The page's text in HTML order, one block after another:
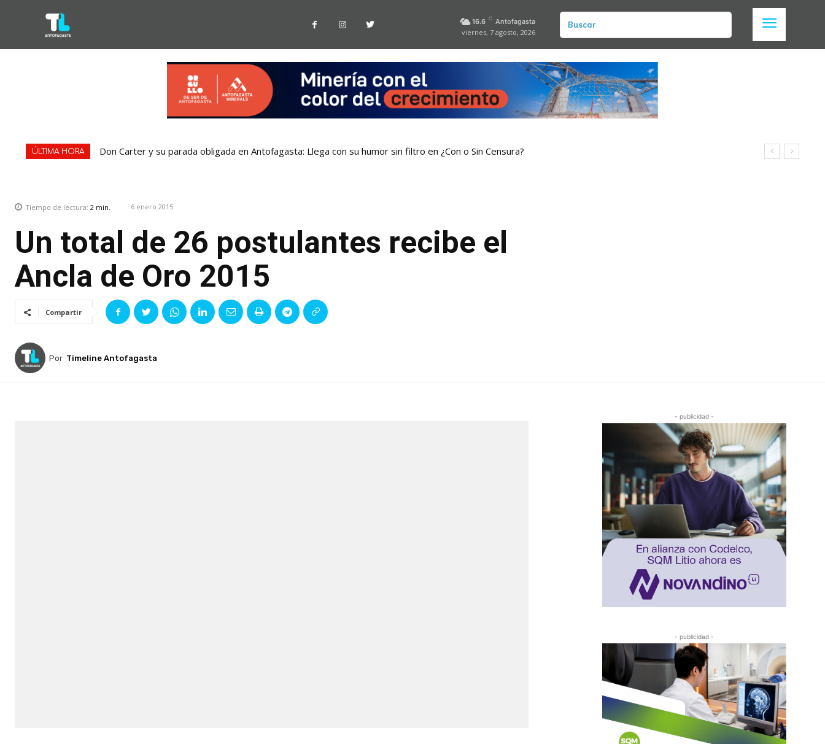
16.6 C Antofagasta
viernes, 7 agosto, 2026
Buscar
ÚLTIMA HORA Don Carter y su parada obligada en Antofagasta: Llega con su humor sin filtro en ¿Con o Sin Censura?
Tiempo de lectura: 2 min. 6 enero 2015
Un total de 26 postulantes recibe el
Ancla de Oro 2015
Compartir
Por Timeline Antofagasta
- publicidad -
- publicidad -